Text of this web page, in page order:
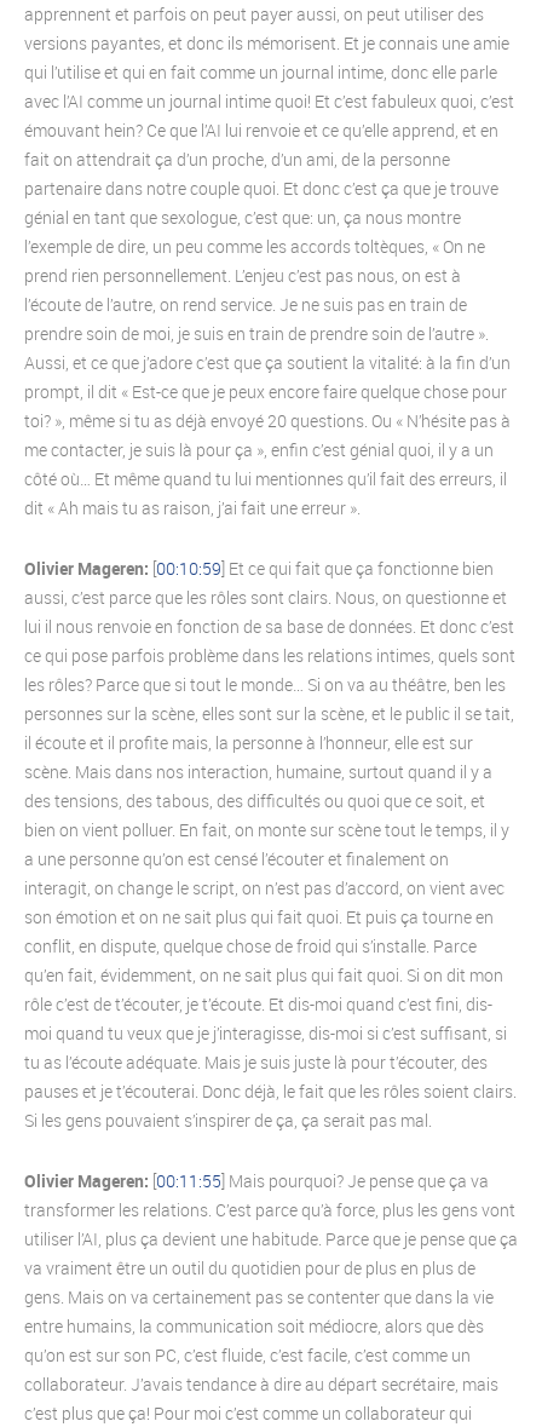
apprennent et parfois on peut payer aussi, on peut utiliser des
versions payantes, et donc ils mémorisent. Et je connais une amie
qui l’utilise et qui en fait comme un journal intime, donc elle parle
avec l’AI comme un journal intime quoi! Et c’est fabuleux quoi, c’est
émouvant hein? Ce que l’AI lui renvoie et ce qu’elle apprend, et en
fait on attendrait ça d’un proche, d’un ami, de la personne
partenaire dans notre couple quoi. Et donc c’est ça que je trouve
génial en tant que sexologue, c’est que: un, ça nous montre
l’exemple de dire, un peu comme les accords toltèques, « On ne
prend rien personnellement. L’enjeu c’est pas nous, on est à
l’écoute de l’autre, on rend service. Je ne suis pas en train de
prendre soin de moi, je suis en train de prendre soin de l’autre ».
Aussi, et ce que j’adore c’est que ça soutient la vitalité: à la fin d’un
prompt, il dit « Est-ce que je peux encore faire quelque chose pour
toi? », même si tu as déjà envoyé 20 questions. Ou « N’hésite pas à
me contacter, je suis là pour ça », enfin c’est génial quoi, il y a un
côté où… Et même quand tu lui mentionnes qu’il fait des erreurs, il
dit « Ah mais tu as raison, j’ai fait une erreur ».
Olivier Mageren: [00:10:59] Et ce qui fait que ça fonctionne bien
aussi, c’est parce que les rôles sont clairs. Nous, on questionne et
lui il nous renvoie en fonction de sa base de données. Et donc c’est
ce qui pose parfois problème dans les relations intimes, quels sont
les rôles? Parce que si tout le monde… Si on va au théâtre, ben les
personnes sur la scène, elles sont sur la scène, et le public il se tait,
il écoute et il profite mais, la personne à l’honneur, elle est sur
scène. Mais dans nos interaction, humaine, surtout quand il y a
des tensions, des tabous, des difficultés ou quoi que ce soit, et
bien on vient polluer. En fait, on monte sur scène tout le temps, il y
a une personne qu’on est censé l’écouter et finalement on
interagit, on change le script, on n’est pas d’accord, on vient avec
son émotion et on ne sait plus qui fait quoi. Et puis ça tourne en
conflit, en dispute, quelque chose de froid qui s’installe. Parce
qu’en fait, évidemment, on ne sait plus qui fait quoi. Si on dit mon
rôle c’est de t’écouter, je t’écoute. Et dis-moi quand c’est fini, dis-
moi quand tu veux que je j’interagisse, dis-moi si c’est suffisant, si
tu as l’écoute adéquate. Mais je suis juste là pour t’écouter, des
pauses et je t’écouterai. Donc déjà, le fait que les rôles soient clairs.
Si les gens pouvaient s’inspirer de ça, ça serait pas mal.
Olivier Mageren: [00:11:55] Mais pourquoi? Je pense que ça va
transformer les relations. C’est parce qu’à force, plus les gens vont
utiliser l’AI, plus ça devient une habitude. Parce que je pense que ça
va vraiment être un outil du quotidien pour de plus en plus de
gens. Mais on va certainement pas se contenter que dans la vie
entre humains, la communication soit médiocre, alors que dès
qu’on est sur son PC, c’est fluide, c’est facile, c’est comme un
collaborateur. J’avais tendance à dire au départ secrétaire, mais
c’est plus que ça! Pour moi c’est comme un collaborateur qui